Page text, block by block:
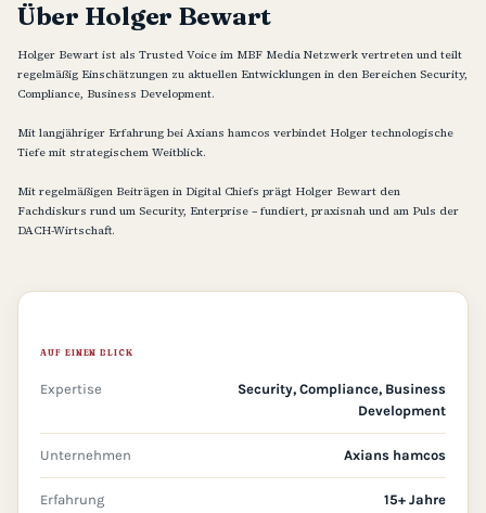
Über Holger Bewart
Holger Bewart ist als Trusted Voice im MBF Media Netzwerk vertreten und teilt
regelmäßig Einschätzungen zu aktuellen Entwicklungen in den Bereichen Security,
Compliance, Business Development.
Mit langjähriger Erfahrung bei Axians hamcos verbindet Holger technologische
Tiefe mit strategischem Weitblick.
Mit regelmäßigen Beiträgen in Digital Chiefs prägt Holger Bewart den
Fachdiskurs rund um Security, Enterprise – fundiert, praxisnah und am Puls der
DACH-Wirtschaft.
AUF EINEN BLICK
Expertise
Security, Compliance, Business
Development
Unternehmen Axians hamcos
Erfahrung 15+ Jahre